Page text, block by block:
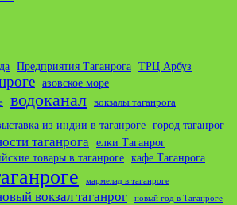
Предприятия Таганрога ТРЦ Арбуз
азовское море
водоканал вокзалы таганрога
из индии в таганроге город таганрог
таганрога елки Таганрог
товары в таганроге кафе Таганрога
мармелад в таганроге
вокзал таганрог новый год в Таганроге